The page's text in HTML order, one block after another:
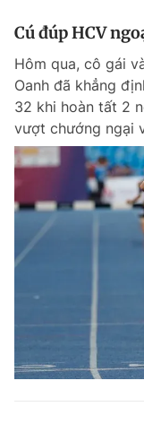
Cú đúp HCV
Hôm qua, cô gái
Oanh đã khẳng
32 khi hoàn tất 2
vượt chướng ngại